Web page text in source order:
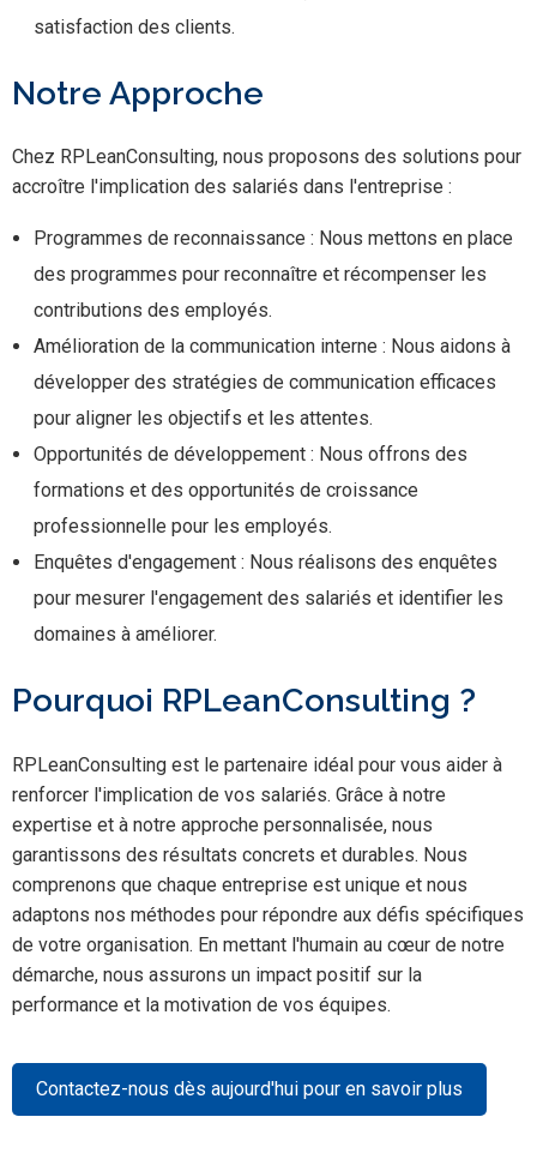
satisfaction des clients.
Notre Approche
Chez RPLeanConsulting, nous proposons des solutions pour
accroître l'implication des salariés dans l'entreprise :
Programmes de reconnaissance : Nous mettons en place
des programmes pour reconnaître et récompenser les
contributions des employés.
Amélioration de la communication interne : Nous aidons à
développer des stratégies de communication efficaces
pour aligner les objectifs et les attentes.
Opportunités de développement : Nous offrons des
formations et des opportunités de croissance
professionnelle pour les employés.
Enquêtes d'engagement : Nous réalisons des enquêtes
pour mesurer l'engagement des salariés et identifier les
domaines à améliorer.
Pourquoi RPLeanConsulting ?
RPLeanConsulting est le partenaire idéal pour vous aider à
renforcer l'implication de vos salariés. Grâce à notre
expertise et à notre approche personnalisée, nous
garantissons des résultats concrets et durables. Nous
comprenons que chaque entreprise est unique et nous
adaptons nos méthodes pour répondre aux défis spécifiques
de votre organisation. En mettant l'humain au cœur de notre
démarche, nous assurons un impact positif sur la
performance et la motivation de vos équipes.
Contactez-nous dès aujourd'hui pour en savoir plus